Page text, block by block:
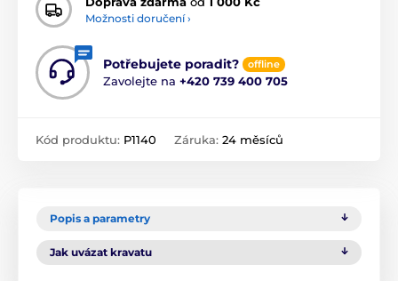
Možnosti doručení ›
Potřebujete poradit? offline
Zavolejte na +420 739 400 705
Kód produktu: P1140 Záruka: 24 měsíců
Popis a parametry
Jak uvázat kravatu